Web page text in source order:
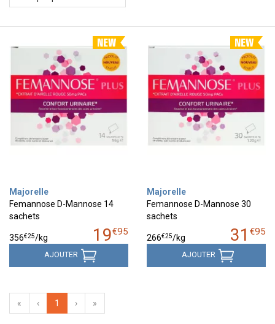
Majorelle
Femannose D-Mannose 14
sachets
19€95
356€25/kg
AJOUTER
Majorelle
Femannose D-Mannose 30
sachets
31 €95
266€25/kg
AJOUTER
« ‹ 1 › »